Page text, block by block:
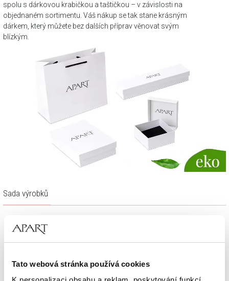
Tato webová stránka používá cookies
spolu s dárkovou krabičkou a taštičkou – v závislosti na
objednaném sortimentu. Váš nákup se tak stane krásným
dárkem, který můžete bez dalších příprav věnovat svým
blízkým.
Sada výrobků